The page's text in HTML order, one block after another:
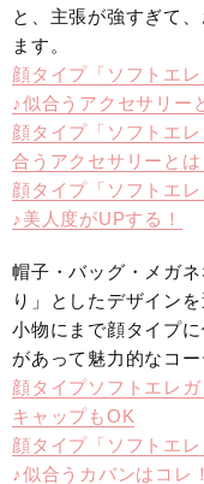
と、主張が強すぎて
ます。
顔タイプ「ソフトエ
♪似合うアクセサリー
顔タイプ「ソフトエ
合うアクセサリーとは
顔タイプ「ソフトエ
♪美人度がUPする！
帽子・バッグ・メガ
り」としたデザイン
小物にまで顔タイプ
があって魅力的なコー
顔タイプソフトエレ
キャップもOK
顔タイプ「ソフトエ
♪似合うカバンはコレ！